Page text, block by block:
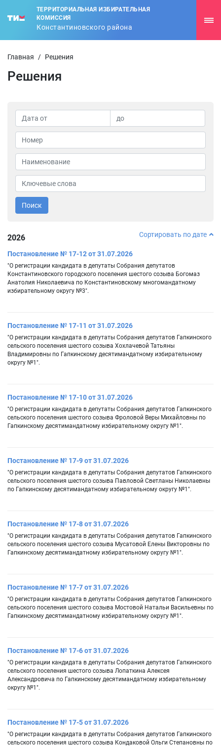
ТЕРРИТОРИАЛЬНАЯ ИЗБИРАТЕЛЬНАЯ
КОМИССИЯ
Константиновского района
Главная / Решения
Решения
Поиск
2026 Сортировать по дате
Постановление № 17-12 от 31.07.2026
"О регистрации кандидата в депутаты Собрания депутатов
Константиновского городского поселения шестого созыва Богомаз
Анатолия Николаевича по Константиновскому многомандатному
избирательному округу №3".
Постановление № 17-11 от 31.07.2026
"О регистрации кандидата в депутаты Собрания депутатов Гапкинского
сельского поселения шестого созыва Хохлачевой Татьяны
Владимировны по Гапкинскому десятимандатному избирательному
округу №1".
Постановление № 17-10 от 31.07.2026
"О регистрации кандидата в депутаты Собрания депутатов Гапкинского
сельского поселения шестого созыва Фроловой Веры Михайловны по
Гапкинскому десятимандатному избирательному округу №1".
Постановление № 17-9 от 31.07.2026
"О регистрации кандидата в депутаты Собрания депутатов Гапкинского
сельского поселения шестого созыва Павловой Светланы Николаевны
по Гапкинскому десятимандатному избирательному округу №1".
Постановление № 17-8 от 31.07.2026
"О регистрации кандидата в депутаты Собрания депутатов Гапкинского
сельского поселения шестого созыва Мусатовой Елены Викторовны по
Гапкинскому десятимандатному избирательному округу №1".
Постановление № 17-7 от 31.07.2026
"О регистрации кандидата в депутаты Собрания депутатов Гапкинского
сельского поселения шестого созыва Мостовой Натальи Васильевны по
Гапкинскому десятимандатному избирательному округу №1".
Постановление № 17-6 от 31.07.2026
"О регистрации кандидата в депутаты Собрания депутатов Гапкинского
сельского поселения шестого созыва Лопаткина Алексея
Александровича по Гапкинскому десятимандатному избирательному
округу №1".
Постановление № 17-5 от 31.07.2026
"О регистрации кандидата в депутаты Собрания депутатов Гапкинского
сельского поселения шестого созыва Кондаковой Ольги Степановны по